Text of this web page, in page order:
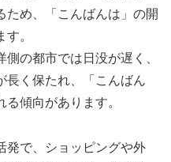
ため、「こんばんは」の開
。
の都市では日没が遅く、
長く保たれ、「こんばん
傾向があります。
発で、ショッピングや外